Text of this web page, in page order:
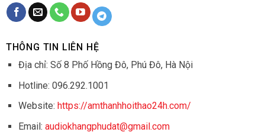
THÔNG TIN LIÊN HỆ
Địa chỉ: Số 8 Phố Hồng Đô, Phú Đô, Hà Nội
Hotline: 096.292.1001
Website: https://amthanhhoithao24h.com/
Email: audiokhangphudat@gmail.com